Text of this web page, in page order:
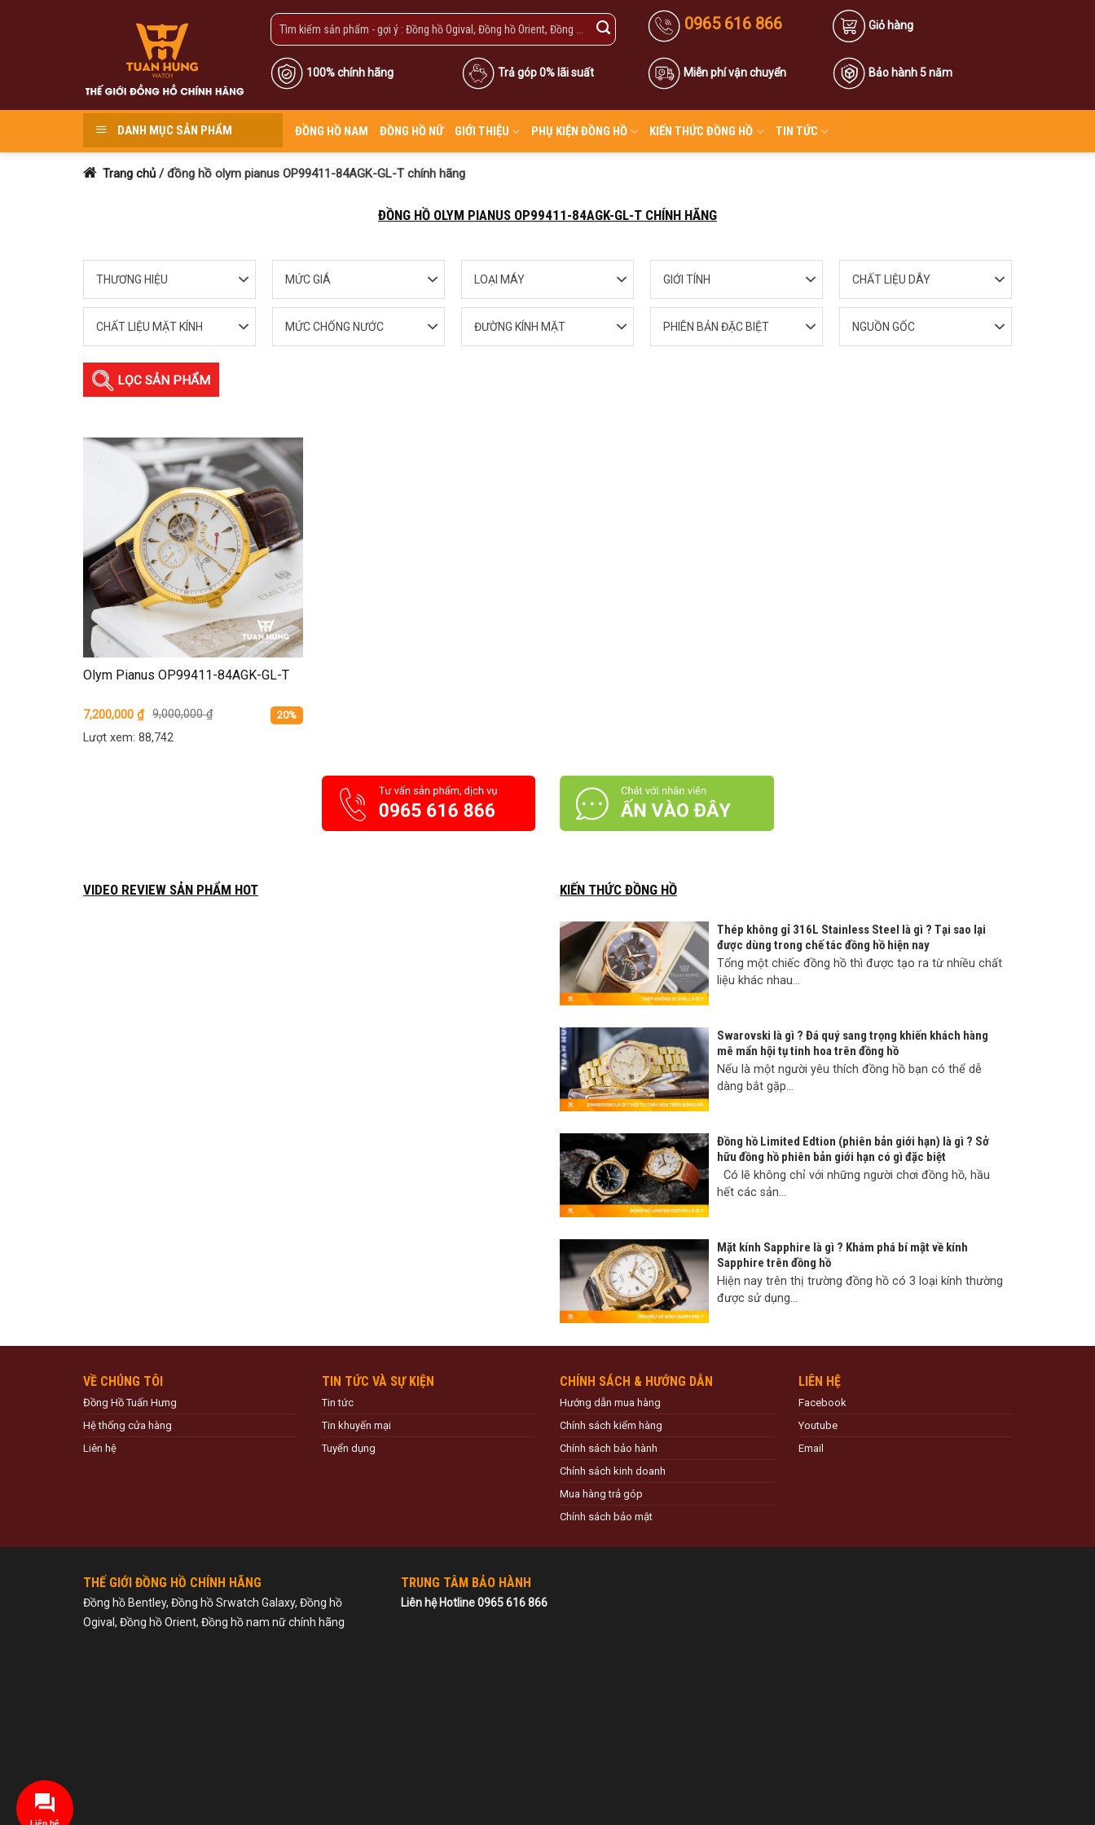
0965 616 866 Giỏ hàng
100% chính hãng Trả góp 0% lãi suất Miễn phí vận chuyển Bảo hành 5 năm
DANH MỤC SẢN PHẨM ĐỒNG HỒ NAM ĐỒNG HỒ NỮ GIỚI THIỆU PHỤ KIỆN ĐỒNG HỒ KIẾN THỨC ĐỒNG HỒ TIN TỨC
Trang chủ /đồng hồ olym pianus OP99411-84AGK-GL-T chính hãng
ĐỒNG HỒ OLYM PIANUS OP99411-84AGK-GL-T CHÍNH HÃNG
THƯƠNG HIỆU MỨC GIÁ LOẠI MÁY GIỚI TÍNH CHẤT LIỆU DÂY
CHẤT LIỆU MẶT KÍNH MỨC CHỐNG NƯỚC ĐƯỜNG KÍNH MẶT PHIÊN BẢN ĐẶC BIỆT NGUỒN GỐC
LỌC SẢN PHẨM
Olym Pianus OP99411-84AGK-GL-T
7,200,000 ₫ 9,000,000₫ 20%
Lượt xem: 88,742
VIDEO REVIEW SẢN PHẨM HOT KIẾN THỨC ĐỒNG HỒ
Thép không gỉ 316L Stainless Steel là gì ? Tại sao lại
được dùng trong chế tác đồng hồ hiện nay
Tổng một chiếc đồng hồ thì được tạo ra từ nhiều chất
liệu khác nhau...
Swarovski là gì ? Đá quý sang trọng khiến khách hàng
mê mẩn hội tụ tinh hoa trên đồng hồ
Nếu là một người yêu thích đồng hồ bạn có thể dễ
dàng bắt gặp...
Đồng hồ Limited Edtion (phiên bản giới hạn) là gì ? Sở
hữu đồng hồ phiên bản giới hạn có gì đặc biệt
Có lẽ không chỉ với những người chơi đồng hồ, hầu
hết các sản...
Mặt kính Sapphire là gì ? Khám phá bí mật về kính
Sapphire trên đồng hồ
Hiện nay trên thị trường đồng hồ có 3 loại kính thường
được sử dụng...
VỀ CHÚNG TÔI
Đồng Hồ Tuấn Hưng
Hệ thống cửa hàng
Liên hệ
TIN TỨC VÀ SỰ KIỆN
Tin tức
Tin khuyến mại
Tuyển dụng
CHÍNH SÁCH & HƯỚNG DẪN
Hướng dẫn mua hàng
Chính sách kiểm hàng
Chính sách bảo hành
Chính sách kinh doanh
Mua hàng trả góp
Chính sách bảo mật
LIÊN HỆ
Facebook
Youtube
Email
THẾ GIỚI ĐỒNG HỒ CHÍNH HÃNG
Đồng hồ Bentley, Đồng hồ Srwatch Galaxy, Đồng hồ
Ogival, Đồng hồ Orient, Đồng hồ nam nữ chính hãng
TRUNG TÂM BẢO HÀNH
Liên hệ Hotline 0965 616 866
Liên hệ